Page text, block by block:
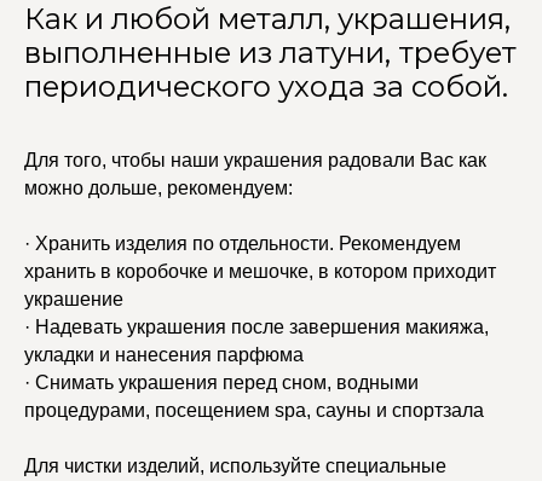
Как и любой металл, украшения,
выполненные из латуни, требует
периодического ухода за собой.
Для того, чтобы наши украшения радовали Вас как
можно дольше, рекомендуем:
· Хранить изделия по отдельности. Рекомендуем
хранить в коробочке и мешочке, в котором приходит
украшение
· Надевать украшения после завершения макияжа,
укладки и нанесения парфюма
· Снимать украшения перед сном, водными
процедурами, посещением spa, сауны и спортзала
Для чистки изделий, используйте специальные